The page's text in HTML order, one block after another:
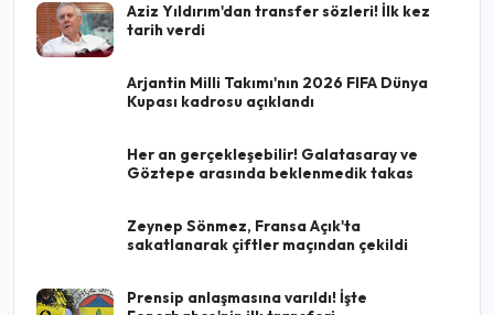
Aziz Yıldırım'dan transfer sözleri! İlk kez
tarih verdi
Arjantin Milli Takımı'nın 2026 FIFA Dünya
Kupası kadrosu açıklandı
Her an gerçekleşebilir! Galatasaray ve
Göztepe arasında beklenmedik takas
Zeynep Sönmez, Fransa Açık'ta
sakatlanarak çiftler maçından çekildi
Prensip anlaşmasına varıldı! İşte